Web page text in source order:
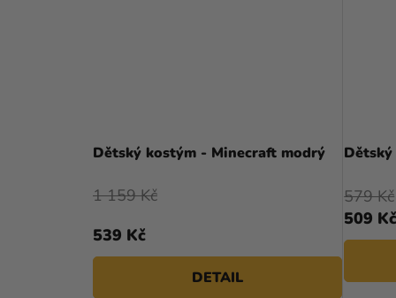
Dětský kostým - Minecraft modrý
539 Kč
1 159 Kč
DETAIL
509 Kč
579 Kč